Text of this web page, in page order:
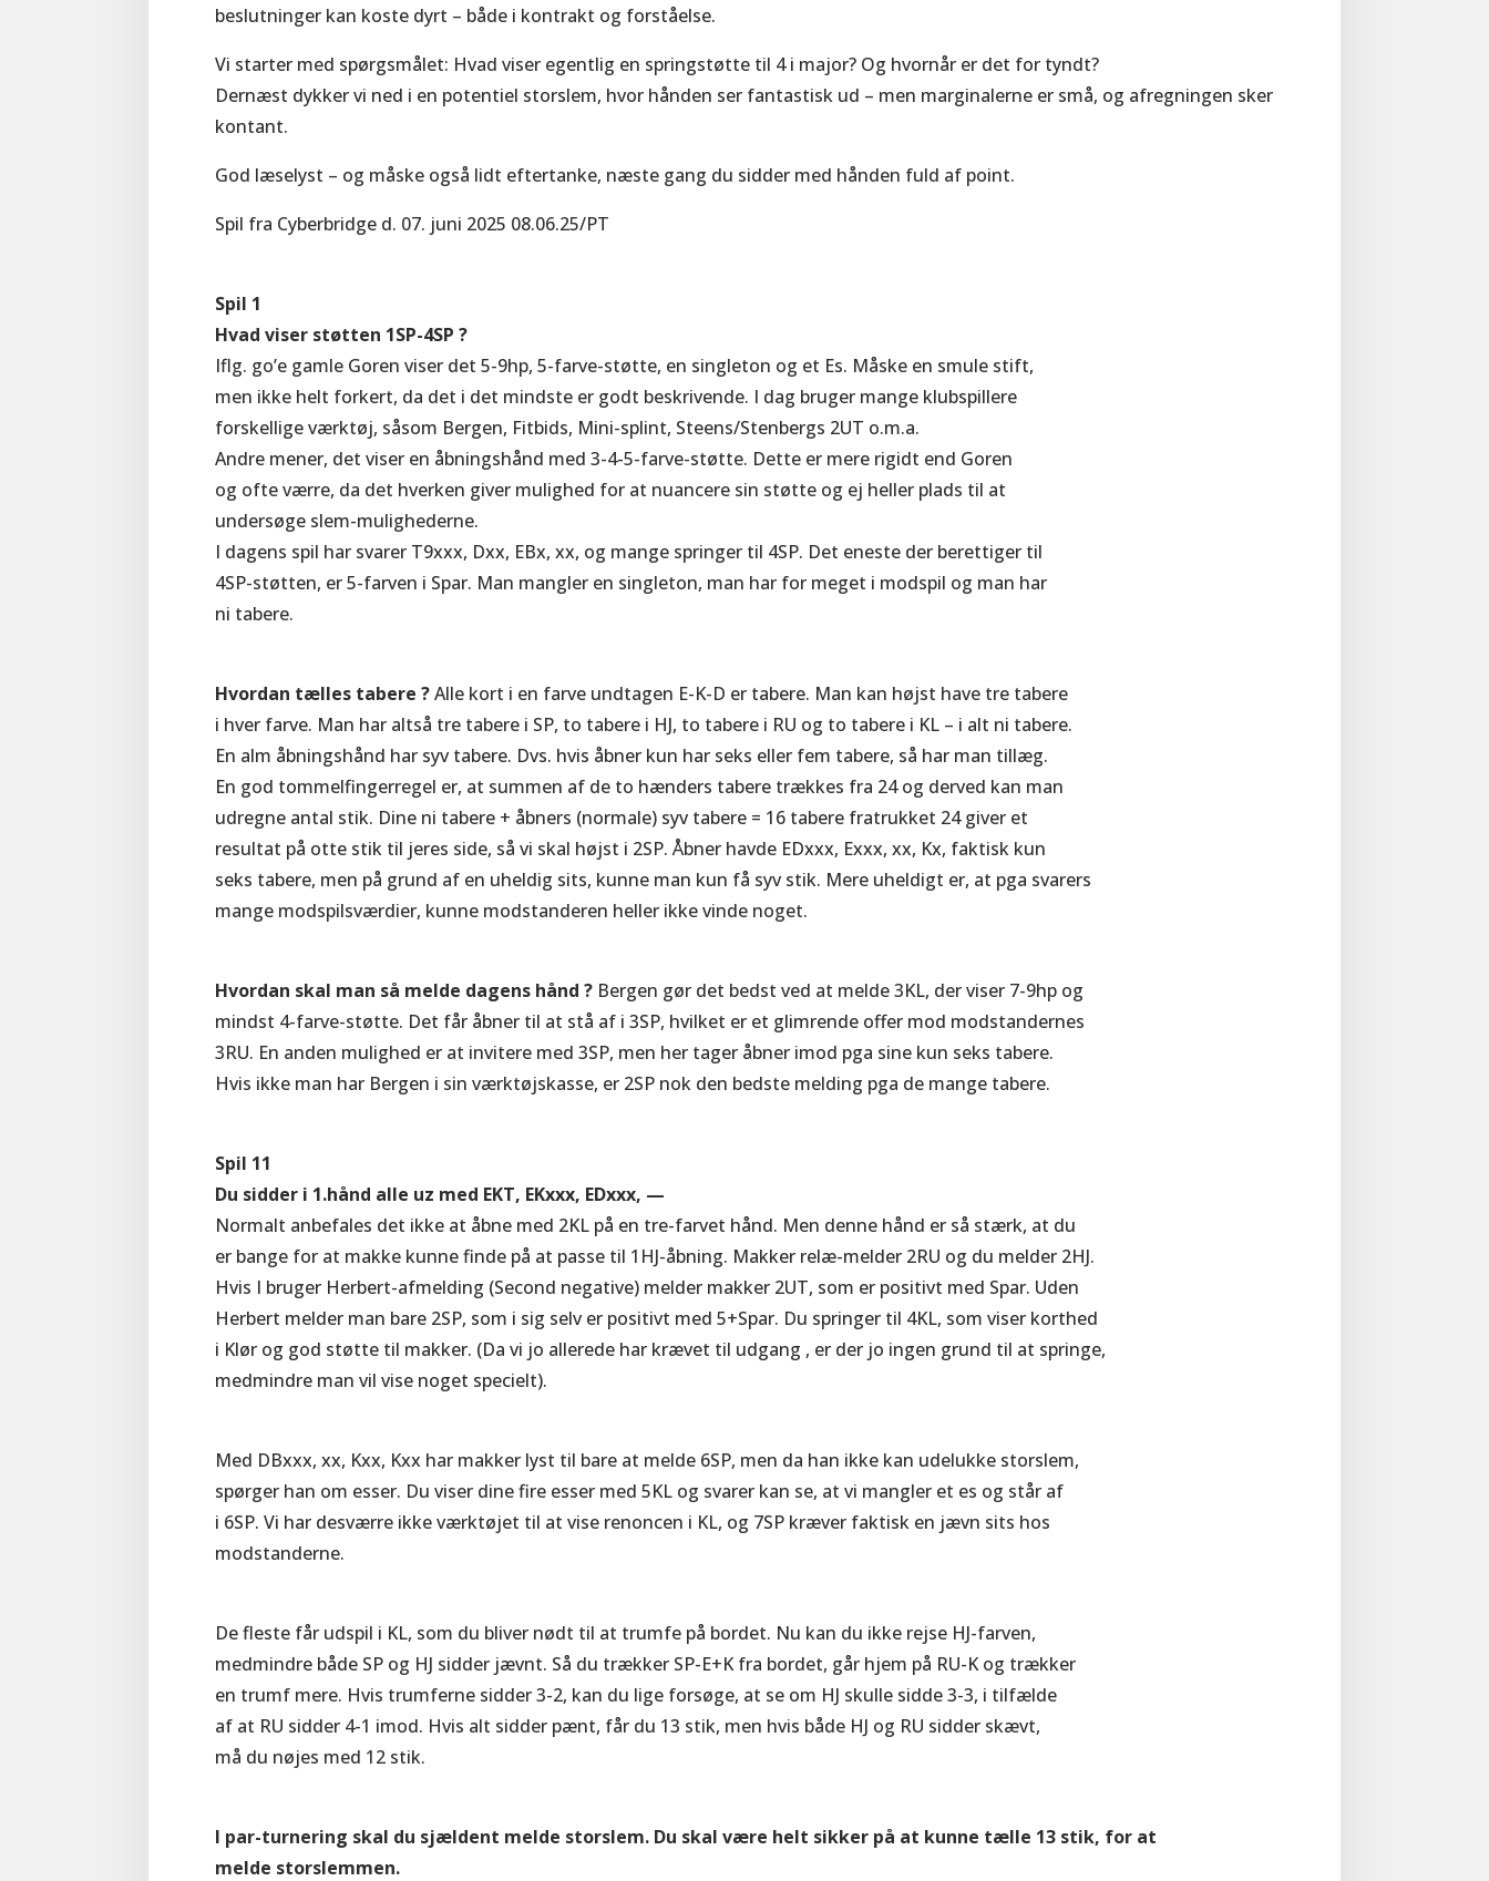
beslutninger kan koste dyrt – både i kontrakt og forståelse.
Vi starter med spørgsmålet: Hvad viser egentlig en springstøtte til 4 i major? Og hvornår er det for tyndt?
Dernæst dykker vi ned i en potentiel storslem, hvor hånden ser fantastisk ud – men marginalerne er små, og afregningen sker
kontant.
God læselyst – og måske også lidt eftertanke, næste gang du sidder med hånden fuld af point.
Spil fra Cyberbridge d. 07. juni 2025 08.06.25/PT
Spil 1
Hvad viser støtten 1SP-4SP ?
Iflg. go’e gamle Goren viser det 5-9hp, 5-farve-støtte, en singleton og et Es. Måske en smule stift,
men ikke helt forkert, da det i det mindste er godt beskrivende. I dag bruger mange klubspillere
forskellige værktøj, såsom Bergen, Fitbids, Mini-splint, Steens/Stenbergs 2UT o.m.a.
Andre mener, det viser en åbningshånd med 3-4-5-farve-støtte. Dette er mere rigidt end Goren
og ofte værre, da det hverken giver mulighed for at nuancere sin støtte og ej heller plads til at
undersøge slem-mulighederne.
I dagens spil har svarer T9xxx, Dxx, EBx, xx, og mange springer til 4SP. Det eneste der berettiger til
4SP-støtten, er 5-farven i Spar. Man mangler en singleton, man har for meget i modspil og man har
ni tabere.
Hvordan tælles tabere ?Alle kort i en farve undtagen E-K-D er tabere. Man kan højst have tre tabere
i hver farve. Man har altså tre tabere i SP, to tabere i HJ, to tabere i RU og to tabere i KL – i alt ni tabere.
En alm åbningshånd har syv tabere. Dvs. hvis åbner kun har seks eller fem tabere, så har man tillæg.
En god tommelfingerregel er, at summen af de to hænders tabere trækkes fra 24 og derved kan man
udregne antal stik. Dine ni tabere + åbners (normale) syv tabere = 16 tabere fratrukket 24 giver et
resultat på otte stik til jeres side, så vi skal højst i 2SP. Åbner havde EDxxx, Exxx, xx, Kx, faktisk kun
seks tabere, men på grund af en uheldig sits, kunne man kun få syv stik. Mere uheldigt er, at pga svarers
mange modspilsværdier, kunne modstanderen heller ikke vinde noget.
Hvordan skal man så melde dagens hånd ? Bergen gør det bedst ved at melde 3KL, der viser 7-9hp og
mindst 4-farve-støtte. Det får åbner til at stå af i 3SP, hvilket er et glimrende offer mod modstandernes
3RU. En anden mulighed er at invitere med 3SP, men her tager åbner imod pga sine kun seks tabere.
Hvis ikke man har Bergen i sin værktøjskasse, er 2SP nok den bedste melding pga de mange tabere.
Spil 11
Du sidder i 1.hånd alle uz med EKT, EKxxx, EDxxx, —
Normalt anbefales det ikke at åbne med 2KL på en tre-farvet hånd. Men denne hånd er så stærk, at du
er bange for at makke kunne finde på at passe til 1HJ-åbning. Makker relæ-melder 2RU og du melder 2HJ.
Hvis I bruger Herbert-afmelding (Second negative) melder makker 2UT, som er positivt med Spar. Uden
Herbert melder man bare 2SP, som i sig selv er positivt med 5+Spar. Du springer til 4KL, som viser korthed
i Klør og god støtte til makker. (Da vi jo allerede har krævet til udgang , er der jo ingen grund til at springe,
medmindre man vil vise noget specielt).
Med DBxxx, xx, Kxx, Kxx har makker lyst til bare at melde 6SP, men da han ikke kan udelukke storslem,
spørger han om esser. Du viser dine fire esser med 5KL og svarer kan se, at vi mangler et es og står af
i 6SP. Vi har desværre ikke værktøjet til at vise renoncen i KL, og 7SP kræver faktisk en jævn sits hos
modstanderne.
De fleste får udspil i KL, som du bliver nødt til at trumfe på bordet. Nu kan du ikke rejse HJ-farven,
medmindre både SP og HJ sidder jævnt. Så du trækker SP-E+K fra bordet, går hjem på RU-K og trækker
en trumf mere. Hvis trumferne sidder 3-2, kan du lige forsøge, at se om HJ skulle sidde 3-3, i tilfælde
af at RU sidder 4-1 imod. Hvis alt sidder pænt, får du 13 stik, men hvis både HJ og RU sidder skævt,
må du nøjes med 12 stik.
I par-turnering skal du sjældent melde storslem. Du skal være helt sikker på at kunne tælle 13 stik, for at
melde storslemmen.